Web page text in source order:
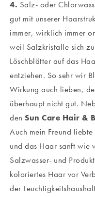
4. Salz- oder
gut mit unserer
immer, wirklich immer
weil Salzkristalle sich
Löschblätter auf das
entziehen. So sehr wir
Wirkung auch lieben,
überhaupt nicht gut.
den Sun Care Hair &
Auch mein Freund
und das Haar sanft wie
Salzwasser- und
koloriertes Haar vor
der